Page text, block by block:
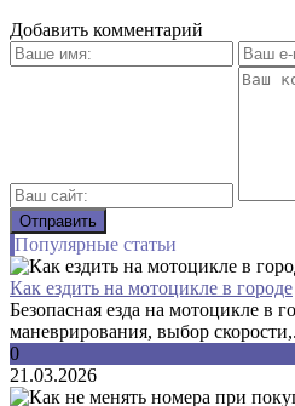
Добавить комментарий
Популярные статьи
Как ездить на мотоцикле в городе
Безопасная езда на мотоцикле в
маневрирования, выбор
0
21.03.2026